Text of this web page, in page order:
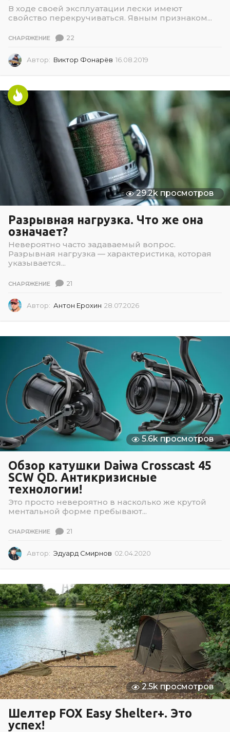
В ходе своей эксплуатации лески имеют
свойство перекручиваться. Явным признаком...
СНАРЯЖЕНИЕ 22
Автор: Виктор Фонарёв 16.08.2019
0
9
29.2k просмотров
Разрывная нагрузка. Что же она
означает?
Невероятно часто задаваемый вопрос.
Разрывная нагрузка — характеристика, которая
указывается...
СНАРЯЖЕНИЕ 21
Автор: Антон Ерохин 28.07.2026
0
.
2
0
2
6
5.6k просмотров
Обзор катушки Daiwa Crosscast 45
SCW QD. Антикризисные
технологии!
Это просто невероятно в насколько же крутой
ментальной форме пребывают...
СНАРЯЖЕНИЕ 21
Автор: Эдуард Смирнов 02.04.2020
0
4
.
2
0
2
0
2.5k просмотров
Шелтер FOX Easy Shelter+. Это
успех!